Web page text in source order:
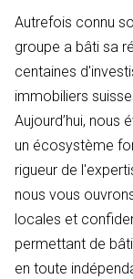
Autrefois connu
groupe a bâti sa
centaines
immobiliers
Aujourd’hui, nous
un écosystème
rigueur de
nous vous
locales et
permettant de
en toute